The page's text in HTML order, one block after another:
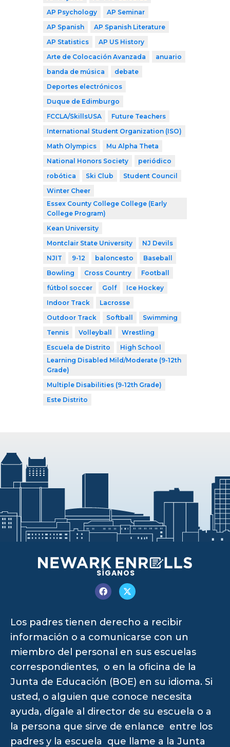
AP Psychology
AP Seminar
AP Spanish
AP Spanish Literature
AP Statistics
AP US History
Arte de Colocación Avanzada
anuario
banda de música
debate
Deportes electrónicos
Duque de Edimburgo
FCCLA/SkillsUSA
Future Teachers
International Student Organization (ISO)
Math Olympics
Mu Alpha Theta
National Honors Society
periódico
robótica
Ski Club
Student Council
Winter Cheer
Essex County College College (Early
College Program)
Kean University
Montclair State University
NJ Devils
NJIT
9-12 baloncesto
Baseball
Bowling
Cross Country
Football
fútbol soccer
Golf
Ice Hockey
Indoor Track
Lacrosse
Outdoor Track
Softball
Swimming
Tennis
Volleyball
Wrestling
Escuela de Distrito
High School
Learning Disabled Mild/Moderate (9-12th
Grade)
Multiple Disabilities (9-12th Grade)
Este Distrito
SÍGANOS
Los padres tienen derecho a recibir
información o a comunicarse con un
miembro del personal en sus escuelas
correspondientes, o en la oficina de la
Junta de Educación (BOE) en su idioma. Si
usted, o alguien que conoce necesita
ayuda, dígale al director de su escuela o a
la persona que sirve de enlance entre los
padres y la escuela que llame a la Junta